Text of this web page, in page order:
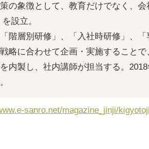
の象徴として、教育だけでなく、
設立。
階層別研修」、「入社時研修」、
略に合わせて企画・実施することで
内製し、社内講師が担当する。
sanro.net/magazine_jinji/